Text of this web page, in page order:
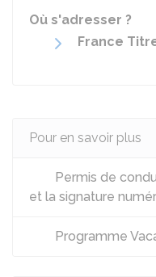
Où s'adresser ?
France
Pour en savoir plus
Permis de
et la signature
Programme